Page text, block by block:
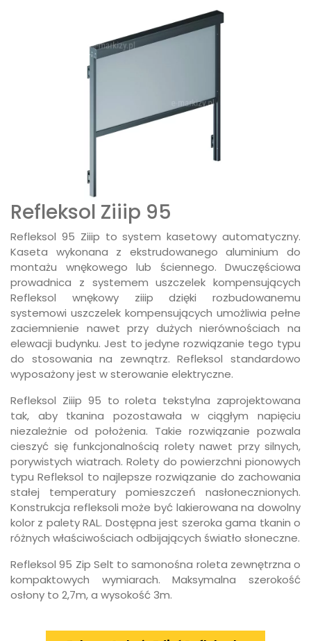
Refleksol Ziiip 95
Refleksol 95 Ziiip to system kasetowy automatyczny.
Kaseta wykonana z ekstrudowanego aluminium do
montażu wnękowego lub ściennego. Dwuczęściowa
prowadnica z systemem uszczelek kompensujących
Refleksol wnękowy ziiip dzięki rozbudowanemu
systemowi uszczelek kompensujących umożliwia pełne
zaciemnienie nawet przy dużych nierównościach na
elewacji budynku. Jest to jedyne rozwiązanie tego typu
do stosowania na zewnątrz. Refleksol standardowo
wyposażony jest w sterowanie elektryczne.
Refleksol Ziiip 95 to roleta tekstylna zaprojektowana
tak, aby tkanina pozostawała w ciągłym napięciu
niezależnie od położenia. Takie rozwiązanie pozwala
cieszyć się funkcjonalnością rolety nawet przy silnych,
porywistych wiatrach. Rolety do powierzchni pionowych
typu Refleksol to najlepsze rozwiązanie do zachowania
stałej temperatury pomieszczeń nasłonecznionych.
Konstrukcja refleksoli może być lakierowana na dowolny
kolor z palety RAL. Dostępna jest szeroka gama tkanin o
różnych właściwościach odbijających światło słoneczne.
Refleksol 95 Zip Selt to samonośna roleta zewnętrzna o
kompaktowych wymiarach. Maksymalna szerokość
osłony to 2,7m, a wysokość 3m.